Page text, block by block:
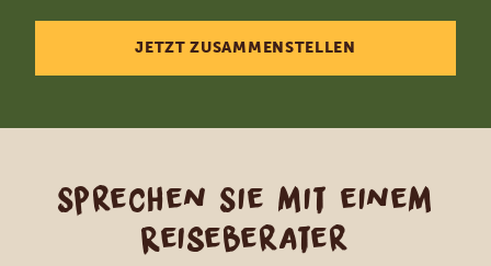
JETZT ZUSAMMENSTELLEN
Sprechen Sie mit einem
Reiseberater